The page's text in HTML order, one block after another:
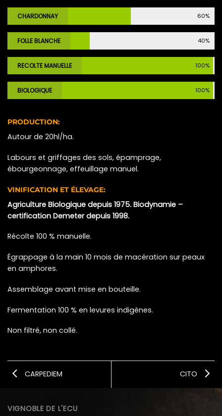
CHARDONNAY 60%
FOLLE BLANCHE 40%
RECOLTE MANUELLE 100%
BIOLOGIQUE 100%
PRODUCTION:
Autour de 20hl/ha.
Labours et griffages des sols, épamprage,
ébourgeonnage, effeuillage manuel.
VINIFICATION ET ÉLEVAGE:
Agriculture Biologique depuis 1975. Biodynamie –
certification Demeter depuis 1998.
Récolte 100 % manuelle.
Égrappage à la main 10 mois de macération sur peaux
en amphores.
Assemblage avant mise en bouteille.
Fermentation 100 % en levures indigènes.
Non filtré, non collé.
CARPEDIEM CITO
VIGNOBLE DE L'ECU